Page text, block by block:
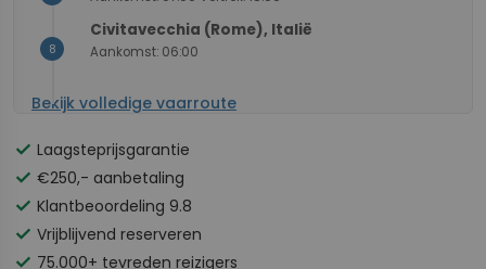
8
Civitavecchia (Rome), Italië
Aankomst: 06:00
Bekijk volledige vaarroute
check Laagsteprijsgarantie
check €250,- aanbetaling
check Klantbeoordeling 9.8
check Vrijblijvend reserveren
check 75.000+ tevreden reizigers